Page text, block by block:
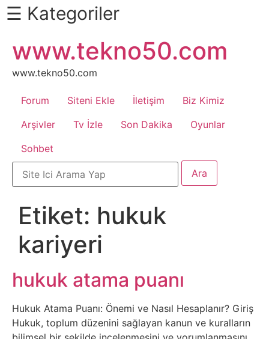
Daha
Fazlası
İçin
Kaydır
Android
Apk
Arabalar
Bankacılık
İşlemleri
Belgesel
Bilgi
☰ Kategoriler
atla
www.tekno50.com
www.tekno50.com
Forum Siteni Ekle İletişim
Biz Kimiz
Arşivler
Tv İzle Son Dakika
Oyunlar
Sohbet
Etiket: hukuk
kariyeri
hukuk atama puanı
Hukuk Atama Puanı: Önemi ve Nasıl Hesaplanır? Giriş
Hukuk, toplum düzenini sağlayan kanun ve kuralların